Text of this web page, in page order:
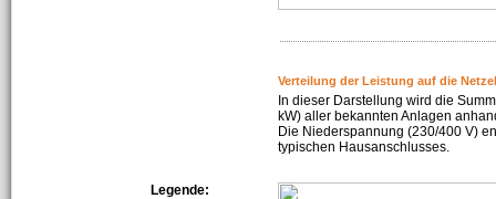
Verteilung der Leistung auf die
In dieser Darstellung wird die
kW) aller bekannten Anlagen
Die Niederspannung (230/400 V)
typischen Hausanschlusses.
Legende: